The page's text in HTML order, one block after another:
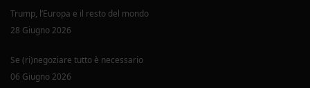
Trump, l’Europa e il resto del mondo
28 Giugno 2026
Se (ri)negoziare tutto è necessario
06 Giugno 2026